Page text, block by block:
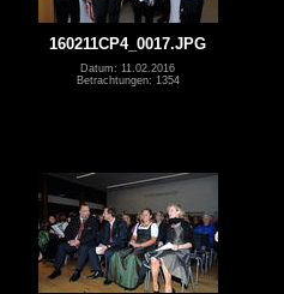
160211CP4_0017.JPG
Datum: 11.02.2016
Betrachtungen: 1354